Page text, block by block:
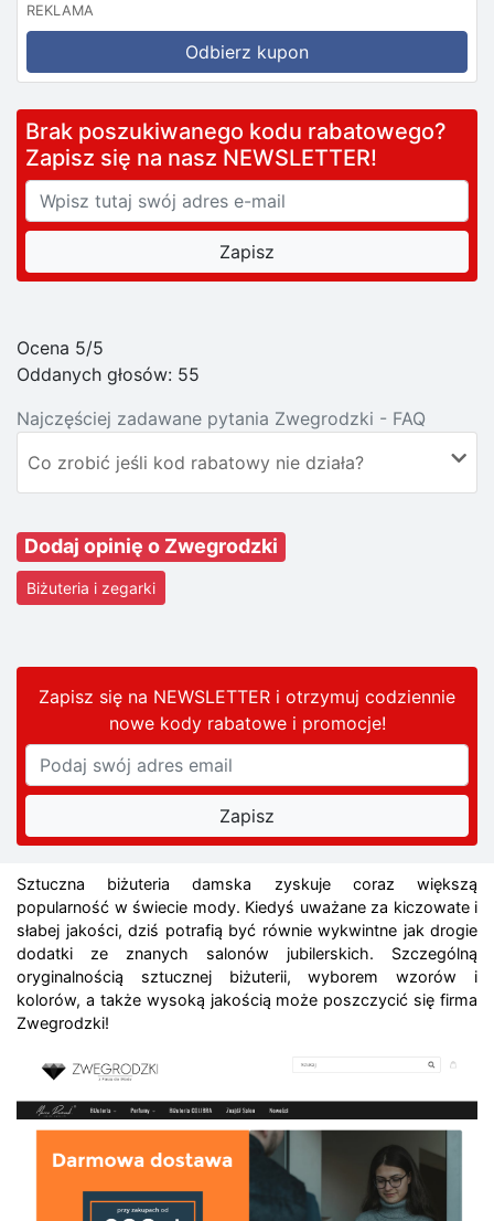
REKLAMA
Odbierz kupon
Brak poszukiwanego kodu rabatowego?
Zapisz się na nasz NEWSLETTER!
Ocena 5/5
Oddanych głosów: 55
Najczęściej zadawane pytania Zwegrodzki - FAQ
Co zrobić jeśli kod rabatowy nie działa?
Dodaj opinię o Zwegrodzki
Biżuteria i zegarki
Zapisz się na NEWSLETTER i otrzymuj codziennie
nowe kody rabatowei promocje!
Sztuczna biżuteria damska zyskuje coraz większą
popularność w świecie mody. Kiedyś uważane za kiczowate i
słabej jakości, dziś potrafią być równie wykwintne jak drogie
dodatki ze znanych salonów jubilerskich. Szczególną
oryginalnością sztucznej biżuterii, wyborem wzorów i
kolorów, a także wysoką jakością może poszczycić się firma
Zwegrodzki!